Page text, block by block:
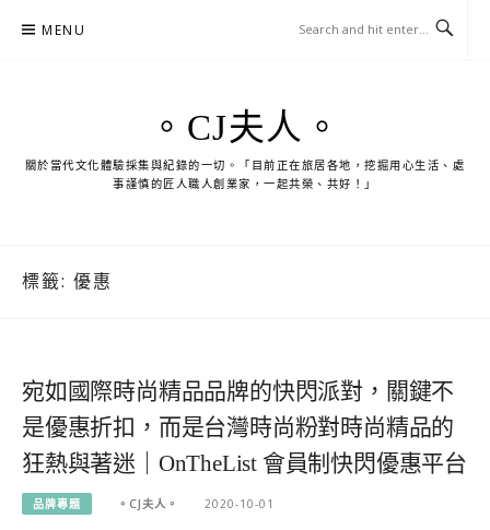
MENU
。CJ夫人。
關於當代文化體驗採集與紀錄的一切。「目前正在旅居各地，挖掘用心生活、處
事謹慎的匠人職人創業家，一起共榮、共好！」
標籤: 優惠
宛如國際時尚精品品牌的快閃派對，關鍵不
是優惠折扣，而是台灣時尚粉對時尚精品的
狂熱與著迷｜OnTheList 會員制快閃優惠平台
品牌專題 。CJ夫人。 2020-10-01